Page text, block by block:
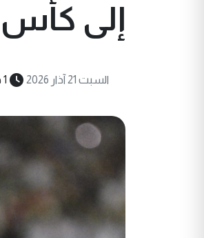
إلى كأس
السبت 21 آذار 2026 1 دقيقة قراءة